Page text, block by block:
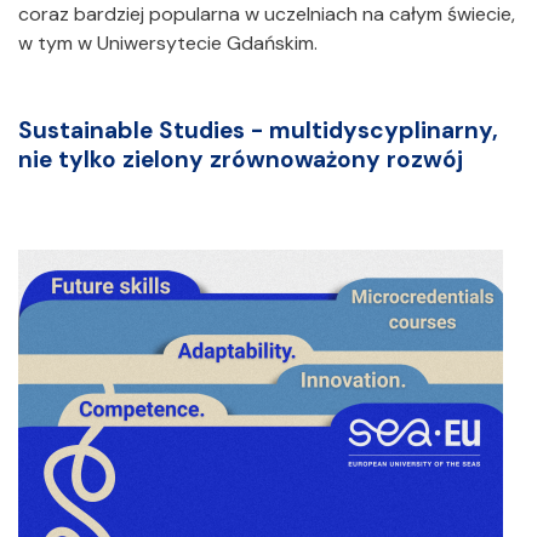
coraz bardziej popularna w uczelniach na całym świecie,
w tym w Uniwersytecie Gdańskim.
Sustainable Studies - multidyscyplinarny,
nie tylko zielony zrównoważony rozwój